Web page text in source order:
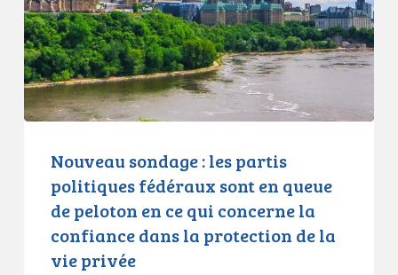
politiques
fédéraux
sont
en
queue
de
concerne
Nouveau sondage : les partis
politiques fédéraux sont en queue
de peloton en ce qui concerne la
confiance dans la protection de la
vie privée